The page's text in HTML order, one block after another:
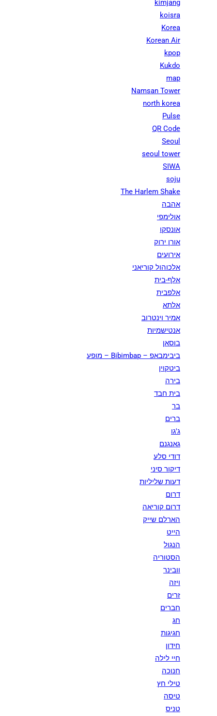
kimjang
koisra
Korea
Korean Air
kpop
Kukdo
map
Namsan Tower
north korea
Pulse
QR Code
Seoul
seoul tower
SIWA
soju
The Harlem Shake
אהבה
אולימפי
אונסקו
אורן ירוק
אירועים
אלכוהול קוריאני
אלף-בית
אלפבית
אלתא
אמיר וינטרוב
אנטישמיות
בוסאן
ביבימבאפ – Bibimbap – מופע
ביטקוין
בירה
בית חבד
בר
ברים
ג'גו
גאנגנם
דודי סלע
דיקור סיני
דעות שליליות
דרום
דרום קוריאה
הארלם שייק
הייט
הנגול
הסטוריה
וובינר
ויזה
זרים
חברים
חג
חגיגות
חידון
חיי לילה
חנוכה
טילי חץ
טיסה
טניס